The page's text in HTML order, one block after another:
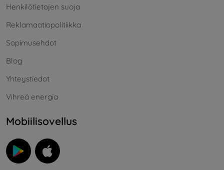
Henkilötietojen suoja
Reklamaatiopolitiikka
Sopimusehdot
Blog
Yhteystiedot
Vihreä energia
Mobiilisovellus